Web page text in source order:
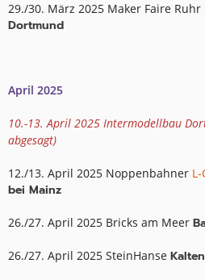
29./30. März 2025 Maker Faire
Dortmund
April 2025
10.-13. April 2025 Intermodellbau
abgesagt)
12./13. April 2025 Noppenbahner
bei Mainz
26./27. April 2025 Bricks am Meer
26./27. April 2025 SteinHanse